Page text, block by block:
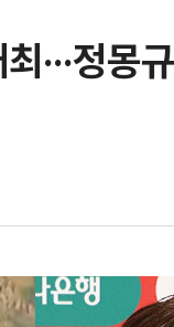
정몽